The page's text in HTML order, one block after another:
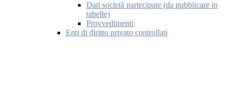
Dati società partecipate (da pubblicare in
tabelle)
Provvedimenti
Enti di diritto privato controllati